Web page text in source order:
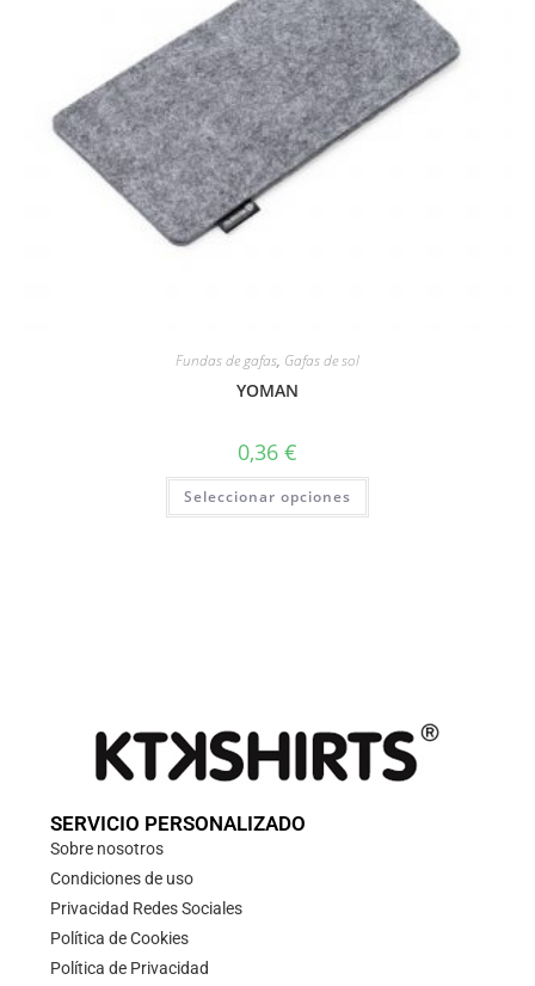
Fundas de gafas, Gafas de sol
YOMAN
0,36 €
Seleccionar opciones
SERVICIO PERSONALIZADO
Sobre nosotros
Condiciones de uso
Privacidad Redes Sociales
Política de Cookies
Política de Privacidad